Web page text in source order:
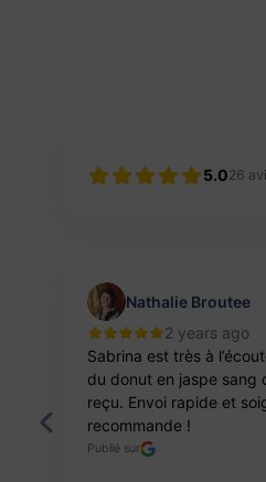
5.026
Nathalie Broutee
2 years ago
Sabrina est très à
du donut en jaspe sang
reçu. Envoi rapide et
recommande !
Publié sur